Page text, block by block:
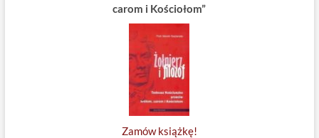
carom i Kościołom”
Zamów książkę!